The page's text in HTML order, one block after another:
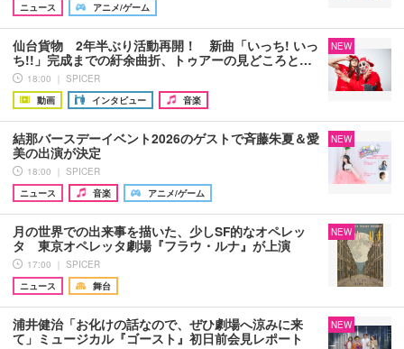
ニュース
アニメ/ゲーム
仙台貨物 2年半ぶり活動再開！ 新曲「いっち! いっ
ち!!」完成までの紆余曲折、トゥアーの見どころと…
18:00 ｜ SPICER
動画
インタビュー 音楽
NEW
結那バースデーイベント2026のゲストで斉藤朱夏＆愛
美の出演が決定
18:00 ｜ SPICER
ニュース
音楽 アニメ/ゲーム
NEW
月の世界での出来事を描いた、少しSF的なオペレッ
タ 東京オペレッタ劇場『フラウ・ルナ』が上演
17:00 ｜ SPICER
ニュース
舞台
NEW
浦井健治「お化けの話なので、ぜひ劇場へ涼みに来
て」ミュージカル『ゴースト』初日前会見レポート
NEW